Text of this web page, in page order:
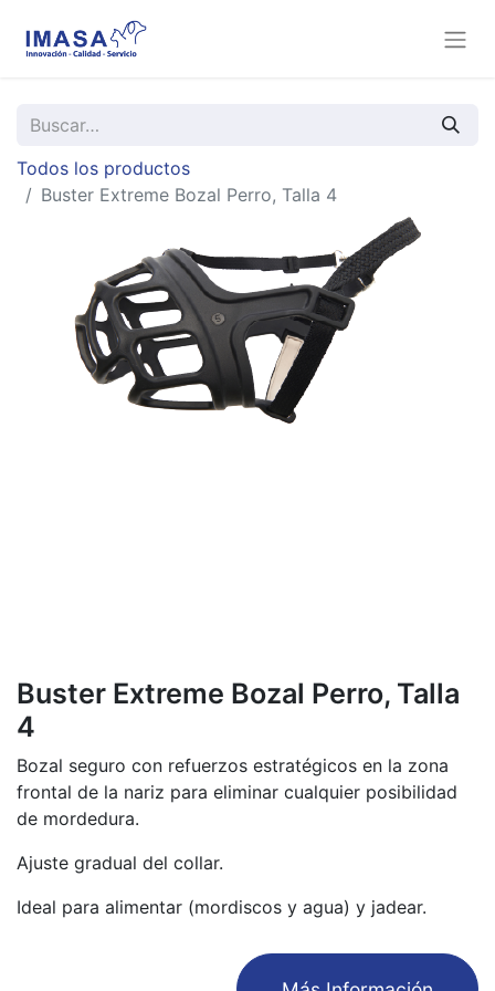
Todos los productos
Buster Extreme Bozal Perro, Talla 4
Buster Extreme Bozal Perro, Talla
4
Bozal seguro con refuerzos estratégicos en la zona
frontal de la nariz para eliminar cualquier posibilidad
de mordedura.
Ajuste gradual del collar.
Ideal para alimentar (mordiscos y agua) y jadear.